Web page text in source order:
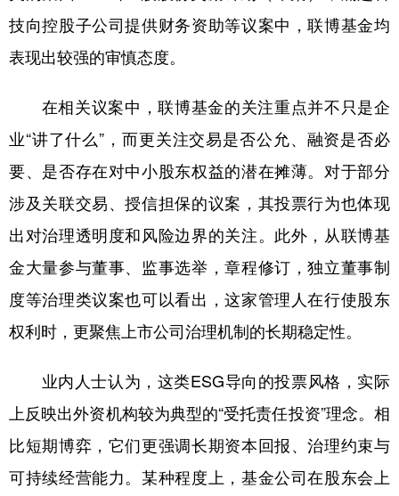
技向控股子公司提供财务资助等议案中，联博基金均
表现出较强的审慎态度。
在相关议案中，联博基金的关注重点并不只是企
业“讲了什么”，而更关注交易是否公允、融资是否必
要、是否存在对中小股东权益的潜在摊薄。对于部分
涉及关联交易、授信担保的议案，其投票行为也体现
出对治理透明度和风险边界的关注。此外，从联博基
金大量参与董事、监事选举，章程修订，独立董事制
度等治理类议案也可以看出，这家管理人在行使股东
权利时，更聚焦上市公司治理机制的长期稳定性。
业内人士认为，这类ESG导向的投票风格，实际
上反映出外资机构较为典型的“受托责任投资”理念。相
比短期博弈，它们更强调长期资本回报、治理约束与
可持续经营能力。某种程度上，基金公司在股东会上